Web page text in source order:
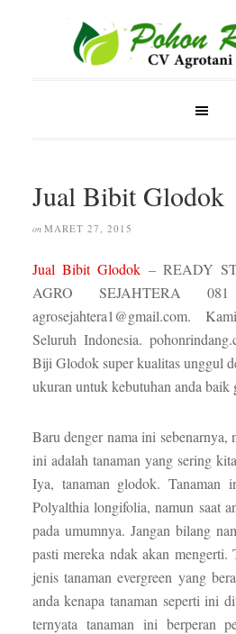
Jual Bibit Glodok
on MARET 27, 2015
Jual Bibit Glodok – READY
AGRO SEJAHTERA
agrosejahtera1@gmail.com.
Seluruh Indonesia.
Biji Glodok super kualitas unggul
ukuran untuk kebutuhan anda baik
Baru denger nama ini sebenarnya,
ini adalah tanaman yang sering
Iya, tanaman glodok. Tanaman
Polyalthia longifolia, namun saat
pada umumnya. Jangan bilang
pasti mereka ndak akan mengerti.
jenis tanaman evergreen yang
anda kenapa tanaman seperti ini
ternyata tanaman ini berperan